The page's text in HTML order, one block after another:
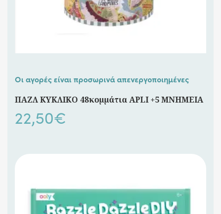
Οι αγορές είναι προσωρινά απενεργοποιημένες
ΠΑΖΛ ΚΥΚΛΙΚΟ 48κομμάτια APLI +5 ΜΝΗΜΕΙΑ
22,50€